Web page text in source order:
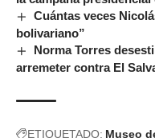
Cuántas veces
bolivariano”
Norma Torres
arremeter contra El
ETIQUETADO: Museo